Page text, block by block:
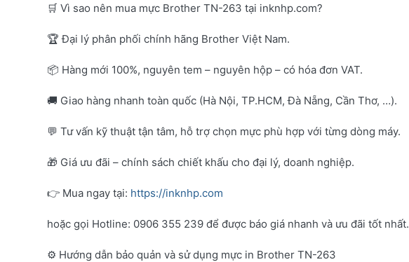
🛒 Vì sao nên mua mực Brother TN-263 tại inknhp.com?
🏆 Đại lý phân phối chính hãng Brother Việt Nam.
📦 Hàng mới 100%, nguyên tem – nguyên hộp – có hóa đơn VAT.
🚚 Giao hàng nhanh toàn quốc (Hà Nội, TP.HCM, Đà Nẵng, Cần Thơ, …).
💬 Tư vấn kỹ thuật tận tâm, hỗ trợ chọn mực phù hợp với từng dòng máy.
🎁 Giá ưu đãi – chính sách chiết khấu cho đại lý, doanh nghiệp.
👉 Mua ngay tại: https://inknhp.com
hoặc gọi Hotline: 0906 355 239 để được báo giá nhanh và ưu đãi tốt nhất.
⚙️ Hướng dẫn bảo quản và sử dụng mực in Brother TN-263